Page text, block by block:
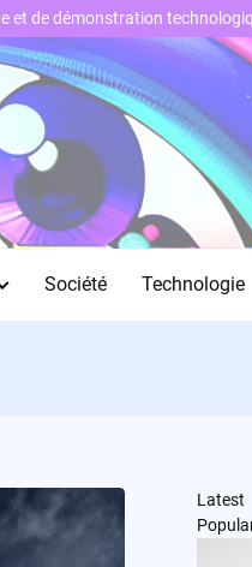
Société Technologie
Latest
et de démonstration